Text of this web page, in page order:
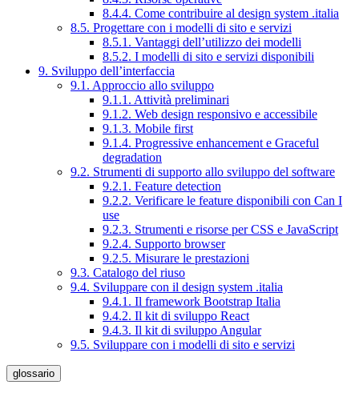
8.4.4. Come contribuire al design system .italia
8.5. Progettare con i modelli di sito e servizi
8.5.1. Vantaggi dell’utilizzo dei modelli
8.5.2. I modelli di sito e servizi disponibili
9. Sviluppo dell’interfaccia
9.1. Approccio allo sviluppo
9.1.1. Attività preliminari
9.1.2. Web design responsivo e accessibile
9.1.3. Mobile first
9.1.4. Progressive enhancement e Graceful
degradation
9.2. Strumenti di supporto allo sviluppo del software
9.2.1. Feature detection
9.2.2. Verificare le feature disponibili con Can I
use
9.2.3. Strumenti e risorse per CSS e JavaScript
9.2.4. Supporto browser
9.2.5. Misurare le prestazioni
9.3. Catalogo del riuso
9.4. Sviluppare con il design system .italia
9.4.1. Il framework Bootstrap Italia
9.4.2. Il kit di sviluppo React
9.4.3. Il kit di sviluppo Angular
9.5. Sviluppare con i modelli di sito e servizi
glossario